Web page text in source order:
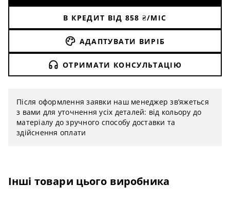
В КРЕДИТ ВІД 858 ₴/МІС
АДАПТУВАТИ ВИРІБ
ОТРИМАТИ КОНСУЛЬТАЦІЮ
Після оформлення заявки наш менеджер зв’яжеться
з вами для уточнення усіх деталей: від кольору до
матеріалу до зручного способу доставки та
здійснення оплати
Інші товари цього виробника